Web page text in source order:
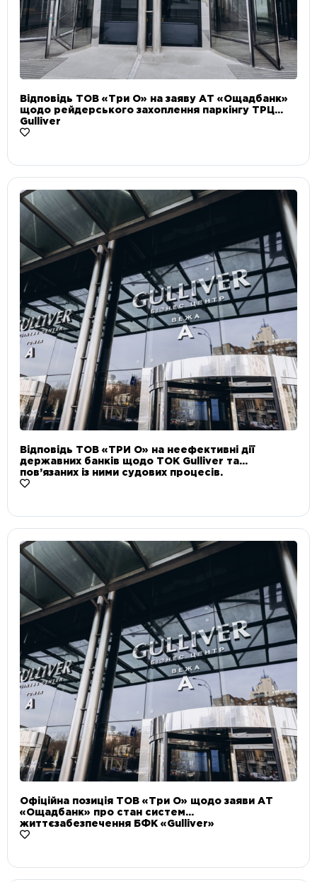
Відповідь ТОВ «Три О» на заяву АТ «Ощадбанк»
щодо рейдерського захоплення паркінгу ТРЦ
Gulliver
Відповідь ТОВ «ТРИ О» на неефективні дії
державних банків щодо ТОК Gulliver та
пов’язаних із ними судових процесів.
Офіційна позиція ТОВ «Три О» щодо заяви АТ
«Ощадбанк» про стан систем
життєзабезпечення БФК «Gulliver»